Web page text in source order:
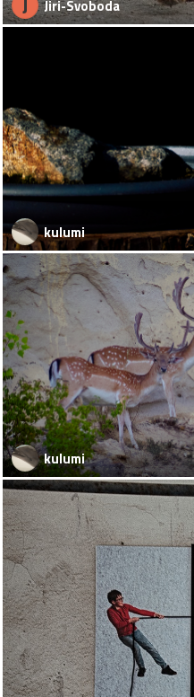
Jiri-Svoboda
kulumi
kulumi